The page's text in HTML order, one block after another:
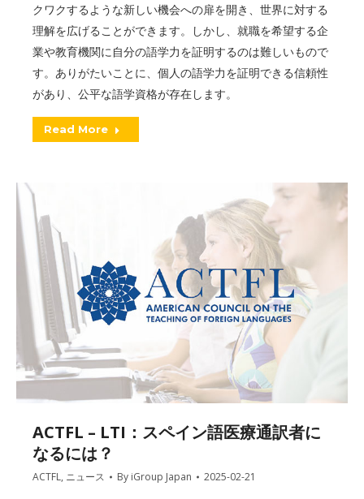
クワクするような新しい機会への扉を開き、世界に対する
理解を広げることができます。しかし、就職を希望する企
業や教育機関に自分の語学力を証明するのは難しいもので
す。ありがたいことに、個人の語学力を証明できる信頼性
があり、公平な語学資格が存在します。
Read More
ACTFL – LTI：スペイン語医療通訳者に
なるには？
ACTFL, ニュース By iGroup Japan 2025-02-21